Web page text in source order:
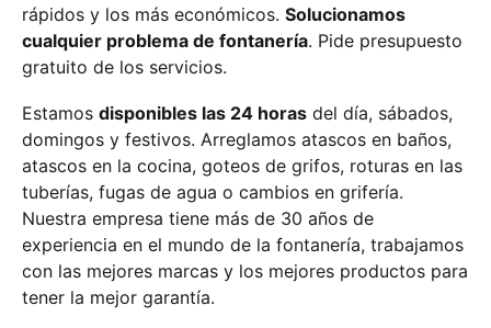
rápidos y los más económicos. Solucionamos
cualquier problema de fontanería. Pide presupuesto
gratuito de los servicios.
Estamos disponibles las 24 horas del día, sábados,
domingos y festivos. Arreglamos atascos en baños,
atascos en la cocina, goteos de grifos, roturas en las
tuberías, fugas de agua o cambios en grifería.
Nuestra empresa tiene más de 30 años de
experiencia en el mundo de la fontanería, trabajamos
con las mejores marcas y los mejores productos para
tener la mejor garantía.